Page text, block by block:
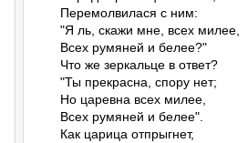
Перемолвилася с ним:
"Я ль, скажи мне, всех милее,
Всех румяней и белее?"
Что же зеркальце в ответ?
"Ты прекрасна, спору нет;
Но царевна всех милее,
Всех румяней и белее".
Как царица отпрыгнет,